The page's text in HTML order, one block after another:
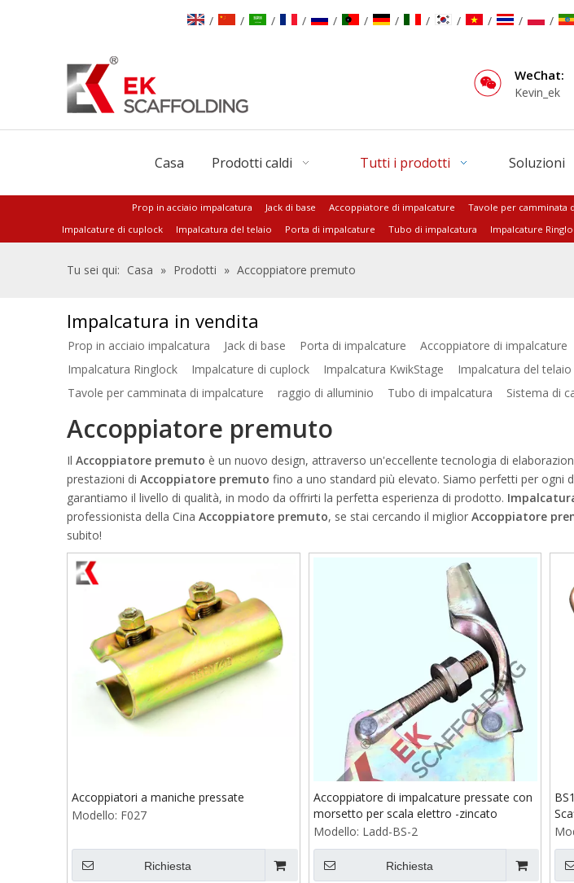
/ / / / / / / / / / / /
WeChat:
Kevin_ek
Casa Prodotti caldi Tutti i prodotti Soluzioni
Prop in acciaio impalcatura Jack di base Accoppiatore di impalcature Tavole per camminata
Impalcature di cuplock
Impalcatura del telaio Porta di impalcature Tubo di impalcatura Impalcature
Tu sei qui: Casa » Prodotti » Accoppiatore premuto
Impalcatura in vendita
Prop in acciaio impalcatura Jack di base Porta di impalcature Accoppiatore di impalcature
Impalcatura Ringlock
Impalcature di cuplock Impalcatura KwikStage
Impalcatura del telaio
Tavole per camminata di impalcature
raggio di alluminio Tubo di impalcatura Sistema di
Accoppiatore premuto
Il Accoppiatore premuto è un nuovo design, attraverso un'eccellente tecnologia di
prestazioni di Accoppiatore premuto fino a uno standard più elevato. Siamo perfetti per ogni
garantiamo il livello di qualità, in modo da offrirti la perfetta esperienza di prodotto.
professionista della Cina Accoppiatore premuto, se stai cercando il miglior Accoppiatore
subito!
Accoppiatori a maniche pressate
Modello: F027
Richiesta
Accoppiatore di impalcature pressate con
morsetto per scala elettro -zincato
Modello: Ladd-BS-2
Richiesta